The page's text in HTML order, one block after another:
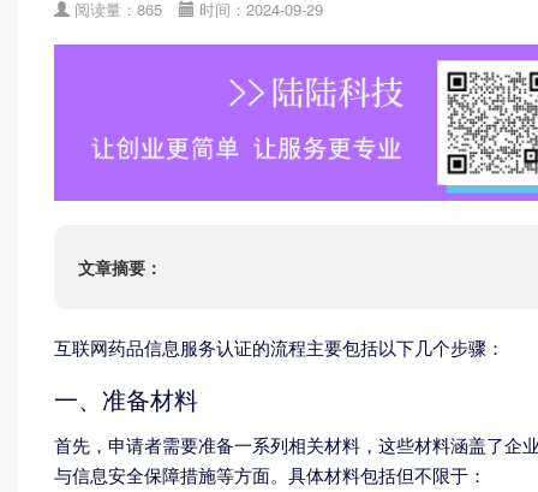
外资经营电信业务
诊所备案
ISO27001
ISO20000
FSC森林认证
ISO22000
IATF16949
阅读量：865 时间：2024-09-29
文章摘要：
互联网药品信息服务认证的流程主要包括以下几个步骤：
一、准备材料
首先，申请者需要准备一系列相关材料，这些材料涵盖了企
与信息安全保障措施等方面。具体材料包括但不限于：